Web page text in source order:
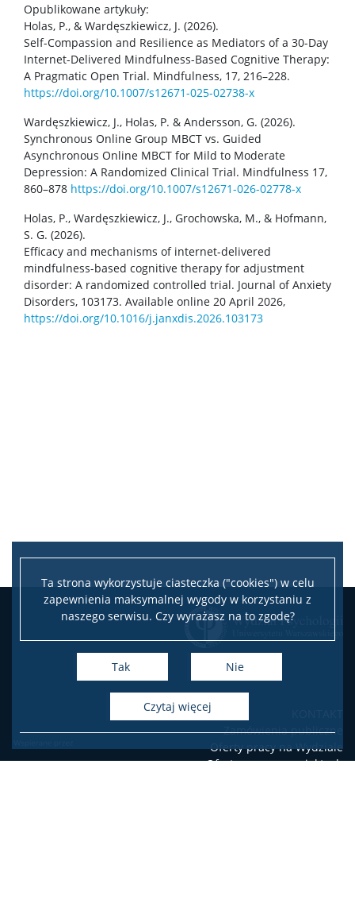
Ta strona wykorzystuje ciasteczka ("cookies") w celu
zapewnienia maksymalnej wygody w korzystaniu z
naszego serwisu. Czy wyrażasz na to zgodę?
Tak Nie
czytaj więcej
Opublikowane artykuły:
Holas, P., & Wardęszkiewicz, J. (2026).
Self-Compassion and Resilience as Mediators of a 30-Day
Internet-Delivered Mindfulness-Based Cognitive Therapy:
A Pragmatic Open Trial. Mindfulness, 17, 216–228.
https://doi.org/10.1007/s12671-025-02738-x
Wardęszkiewicz, J., Holas, P. & Andersson, G. (2026).
Synchronous Online Group MBCT vs. Guided
Asynchronous Online MBCT for Mild to Moderate
Depression: A Randomized Clinical Trial. Mindfulness 17,
860–878 https://doi.org/10.1007/s12671-026-02778-x
Holas, P., Wardęszkiewicz, J., Grochowska, M., & Hofmann,
S. G. (2026).
Efficacy and mechanisms of internet-delivered
mindfulness-based cognitive therapy for adjustment
disorder: A randomized controlled trial. Journal of Anxiety
Disorders, 103173. Available online 20 April 2026,
https://doi.org/10.1016/j.janxdis.2026.103173
Zamówienia publiczne
Oferty pracy na Wydziale
Oferty pracy w projektach